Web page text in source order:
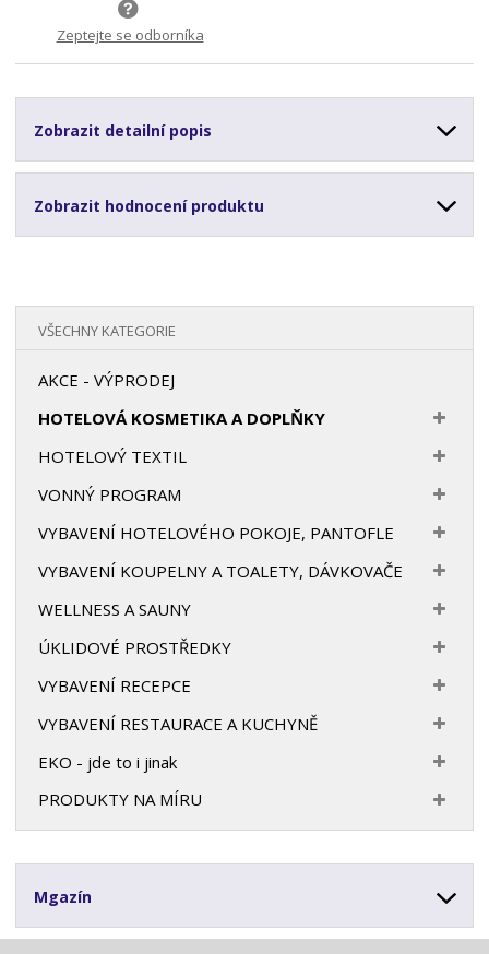
Zeptejte se odborníka
Zobrazit detailní popis
Zobrazit hodnocení produktu
VŠECHNY KATEGORIE
AKCE - VÝPRODEJ
HOTELOVÁ KOSMETIKA A DOPLŇKY
HOTELOVÝ TEXTIL
VONNÝ PROGRAM
VYBAVENÍ HOTELOVÉHO POKOJE, PANTOFLE
VYBAVENÍ KOUPELNY A TOALETY, DÁVKOVAČE
WELLNESS A SAUNY
ÚKLIDOVÉ PROSTŘEDKY
VYBAVENÍ RECEPCE
VYBAVENÍ RESTAURACE A KUCHYNĚ
EKO - jde to i jinak
PRODUKTY NA MÍRU
Mgazín